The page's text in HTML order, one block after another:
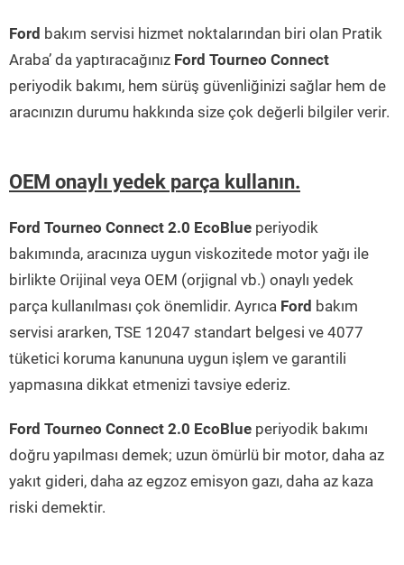
Ford bakım servisi hizmet noktalarından biri olan Pratik
Araba’ da yaptıracağınız Ford Tourneo Connect
periyodik bakımı, hem sürüş güvenliğinizi sağlar hem de
aracınızın durumu hakkında size çok değerli bilgiler verir.
OEM onaylı yedek parça kullanın.
Ford Tourneo Connect 2.0 EcoBlue periyodik
bakımında, aracınıza uygun viskozitede motor yağı ile
birlikte Orijinal veya OEM (orjignal vb.) onaylı yedek
parça kullanılması çok önemlidir. Ayrıca Ford bakım
servisi ararken, TSE 12047 standart belgesi ve 4077
tüketici koruma kanununa uygun işlem ve garantili
yapmasına dikkat etmenizi tavsiye ederiz.
Ford Tourneo Connect 2.0 EcoBlue periyodik bakımı
doğru yapılması demek; uzun ömürlü bir motor, daha az
yakıt gideri, daha az egzoz emisyon gazı, daha az kaza
riski demektir.